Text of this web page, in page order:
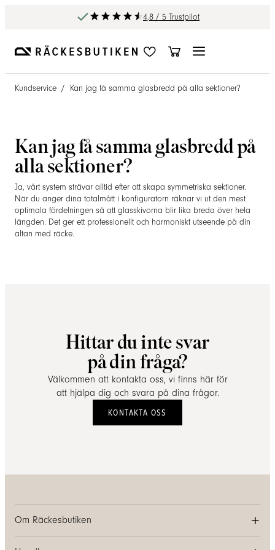
4,8 / 5 Trustpilot
Kundservice / Kan jag få samma glasbredd på alla sektioner?
Kan jag få samma glasbredd på
alla sektioner?
Ja, vårt system strävar alltid efter att skapa symmetriska sektioner.
När du anger dina totalmått i konfiguratorn räknar vi ut den mest
optimala fördelningen så att glasskivorna blir lika breda över hela
längden. Det ger ett professionellt och harmoniskt utseende på din
altan med räcke.
Hittar du inte svar
på din fråga?
Välkommen att kontakta oss, vi finns här för
att hjälpa dig och svara på dina frågor.
KONTAKTA OSS
Om Räckesbutiken